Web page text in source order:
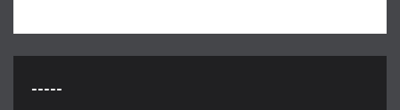
-----